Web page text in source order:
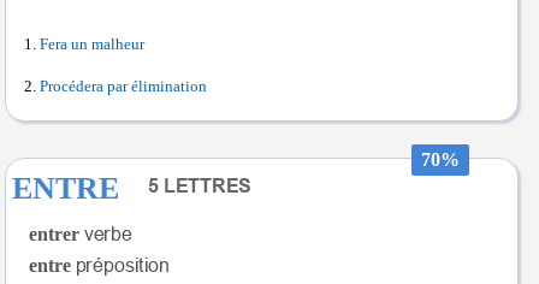
Fera un malheur
Procédera par élimination
70%
ENTRE
entrer
entre